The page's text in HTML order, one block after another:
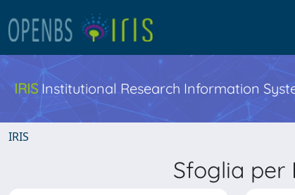
IRIS Institutional Research Information
IRIS
Sfoglia per